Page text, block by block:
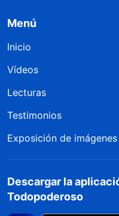
Menú
Inicio
Vídeos
Lecturas
Testimonios
Exposición de imágenes
Descargar la
Todopoderoso